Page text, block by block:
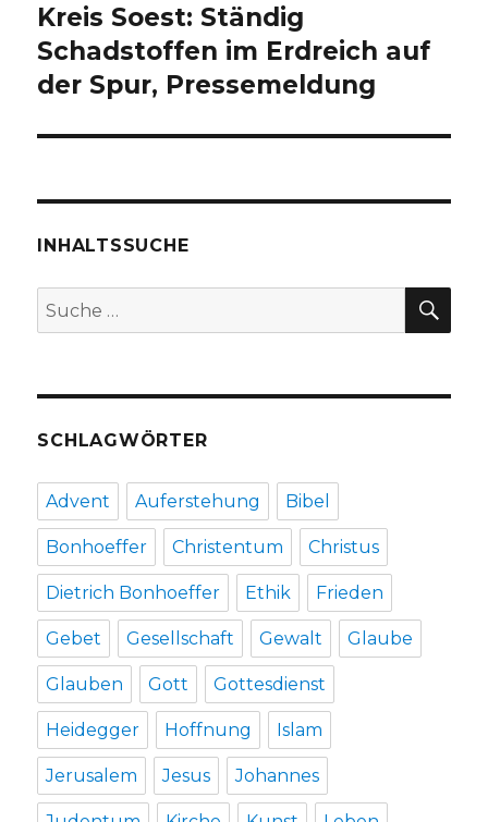
Nächster
Beitrag:
Kreis Soest: Ständig
Schadstoffen im Erdreich auf
der Spur, Pressemeldung
INHALTSSUCHE
Suche
nach:
SCHLAGWÖRTER
Advent Auferstehung Bibel
Bonhoeffer Christentum Christus
Dietrich Bonhoeffer Ethik Frieden
Gebet Gesellschaft Gewalt Glaube
Glauben Gott Gottesdienst
Heidegger Hoffnung Islam
Jerusalem Jesus Johannes